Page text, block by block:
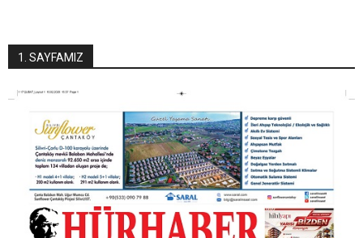
1. SAYFAMIZ